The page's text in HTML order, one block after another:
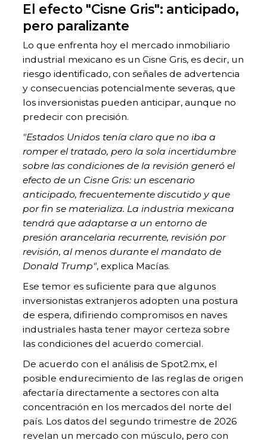
El efecto "Cisne Gris": anticipado,
pero paralizante
Lo que enfrenta hoy el mercado inmobiliario
industrial mexicano es un Cisne Gris, es decir, un
riesgo identificado, con señales de advertencia
y consecuencias potencialmente severas, que
los inversionistas pueden anticipar, aunque no
predecir con precisión.
"Estados Unidos tenía claro que no iba a
romper el tratado, pero la sola incertidumbre
sobre las condiciones de la revisión generó el
efecto de un Cisne Gris: un escenario
anticipado, frecuentemente discutido y que
por fin se materializa. La industria mexicana
tendrá que adaptarse a un entorno de
presión arancelaria recurrente, revisión por
revisión, al menos durante el mandato de
Donald Trump", explica Macías.
Ese temor es suficiente para que algunos
inversionistas extranjeros adopten una postura
de espera, difiriendo compromisos en naves
industriales hasta tener mayor certeza sobre
las condiciones del acuerdo comercial.
De acuerdo con el análisis de Spot2.mx, el
posible endurecimiento de las reglas de origen
afectaría directamente a sectores con alta
concentración en los mercados del norte del
país. Los datos del segundo trimestre de 2026
revelan un mercado con músculo, pero con